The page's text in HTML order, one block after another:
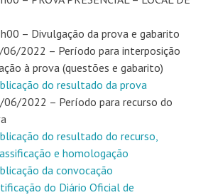
– Divulgação da prova e gabarito
2022 – Período para interposição
à prova (questões e gabarito)
do resultado da prova
2022 – Período para recurso do
do resultado do recurso,
e homologação
da convocação
do Diário Oficial de